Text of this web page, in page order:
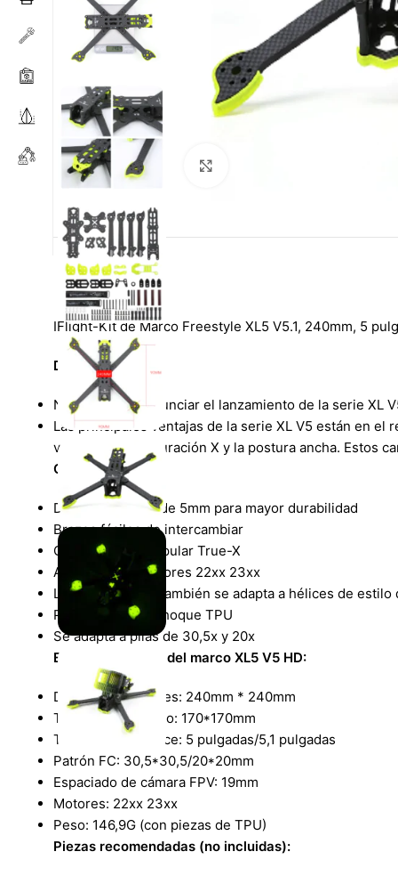
IFlight-Kit de Marco Freestyle XL5 V5.1, 240mm, 5
Descripción:
Nos complace anunciar el lanzamiento de la serie XL
Las principales ventajas de la serie XL V5 están en
verdadera configuración X y la postura ancha. Estos
Características:
Diseño de brazo de 5mm para mayor durabilidad
Brazos fáciles de intercambiar
Configuración popular True-X
Apto para los motores 22xx 23xx
La versión de 5 «también se adapta a hélices de estilo
Protectores antichoque TPU
Se adapta a pilas de 30,5x y 20x
Especificaciones del marco XL5 V5 HD:
Distancia entre ejes: 240mm * 240mm
Tamaño del cuerpo: 170*170mm
Tamaño de la hélice: 5 pulgadas/5,1 pulgadas
Patrón FC: 30,5*30,5/20*20mm
Espaciado de cámara FPV: 19mm
Motores: 22xx 23xx
Peso: 146,9G (con piezas de TPU)
Piezas recomendadas (no incluidas):